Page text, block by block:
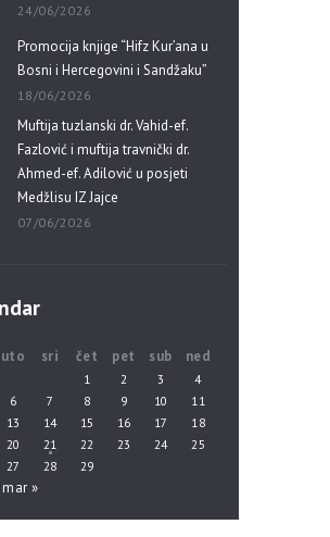
24/06/2026
Promocija knjige “Hifz Kur’ana u
Bosni i Hercegovini i Sandžaku”
18/06/2026
Muftija tuzlanski dr. Vahid-ef.
Fazlović i muftija travnički dr.
Ahmed-ef. Adilović u posjeti
Medžlisu IZ Jajce
07/06/2026
uto sri čet pet sub ned
1 2 3
4
6 7 8 9 10
11
13 14 15 16 17
18
20 21 22 23 24
25
27 28 29
mar »